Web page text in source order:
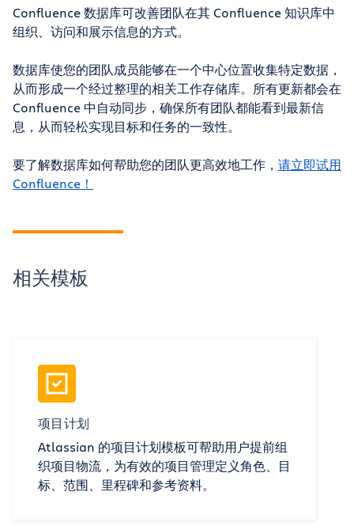
Confluence 数据库可改善团队在其 Confluence 知识库中
组织、访问和展示信息的方式。
数据库使您的团队成员能够在一个中心位置收集特定数据，
从而形成一个经过整理的相关工作存储库。所有更新都会在
Confluence 中自动同步，确保所有团队都能看到最新信
息，从而轻松实现目标和任务的一致性。
要了解数据库如何帮助您的团队更高效地工作， 请立即试用
Confluence！
相关模板
项目计划
Atlassian 的项目计划模板可帮助用户提前组
织项目物流，为有效的项目管理定义角色、目
标、范围、里程碑和参考资料。